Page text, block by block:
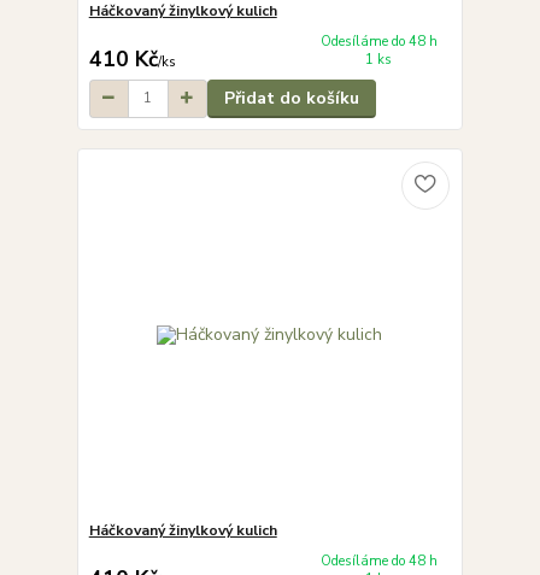
Háčkovaný žinylkový kulich
410 Kč/ks
Odesíláme do 48 h
1 ks
Přidat do košíku
Háčkovaný žinylkový kulich
Odesíláme do 48 h